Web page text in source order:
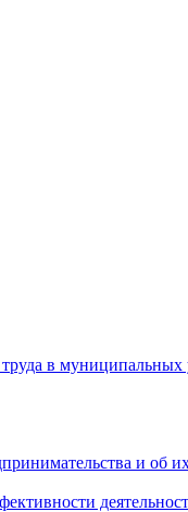
в
и об